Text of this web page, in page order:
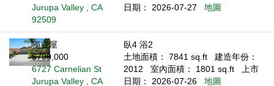
Jurupa Valley , CA
92509
日期： 2026-07-27
地圖
獨立屋
$799,000
6727 Carnelian St
Jurupa Valley , CA
臥4 浴2
土地面積： 7841 sq.ft
建造年份：
2012
室內面積： 1801 sq.ft
上市
日期： 2026-07-26
地圖